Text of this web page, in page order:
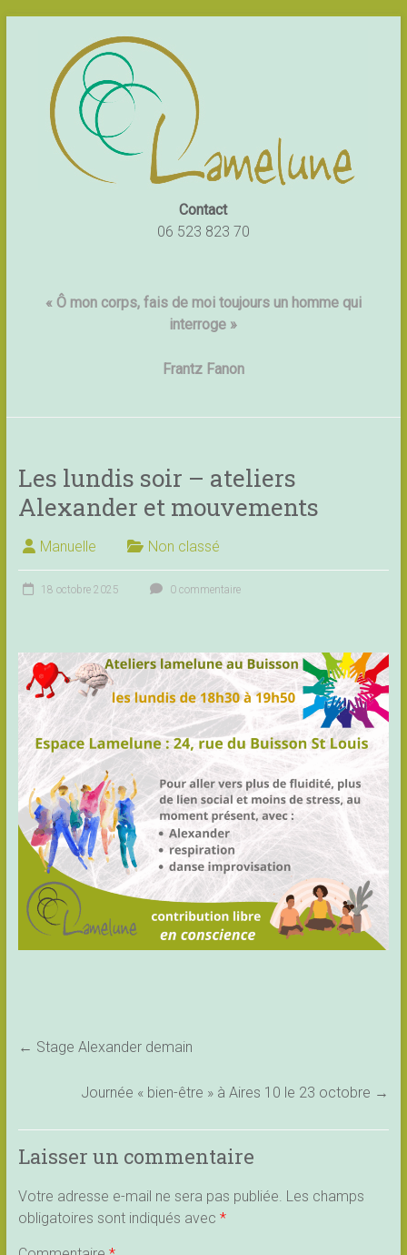
Contact
06 523 823 70
« Ô mon corps, fais de moi toujours un homme qui
interroge »
Frantz Fanon
Les lundis soir – ateliers
Alexander et mouvements
Manuelle Non classé
18 octobre 2025 0 commentaire
← Stage Alexander demain
Journée « bien-être » à Aires 10 le 23 octobre →
Laisser un commentaire
Votre adresse e-mail ne sera pas publiée. Les champs
obligatoires sont indiqués avec *